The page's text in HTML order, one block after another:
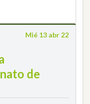
Mié 13 abr 22
de